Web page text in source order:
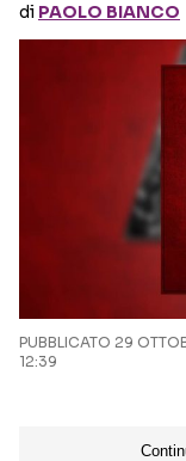
di PAOLO BIANCO
PUBBLICATO 29
12:39